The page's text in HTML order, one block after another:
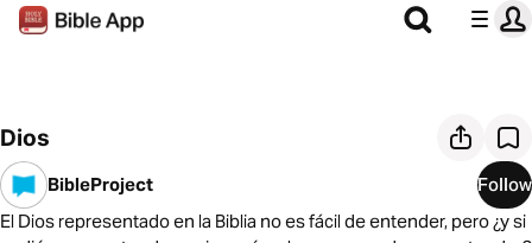
Dios
BibleProject
Follow
El Dios representado en la Biblia no es fácil de entender, pero ¿y si